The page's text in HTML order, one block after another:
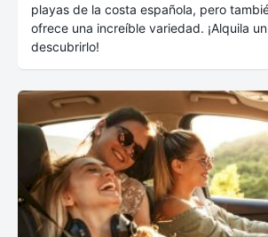
playas de la costa española, pero
ofrece una increíble variedad. ¡Alquila
descubrirlo!